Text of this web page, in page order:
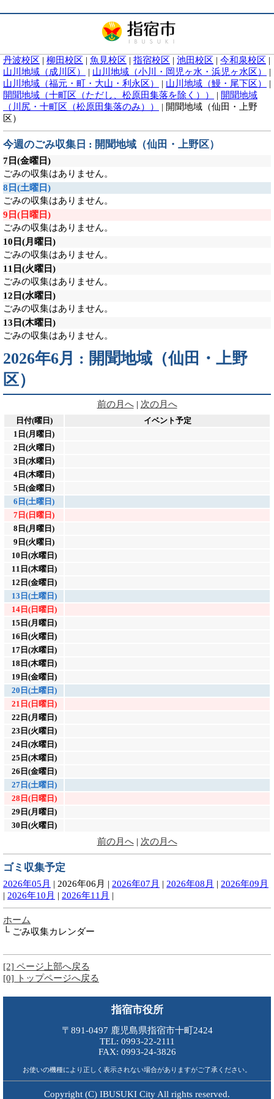
丹波校区 | 柳田校区 | 魚見校区 | 指宿校区 | 池田校区 | 今和泉校区 |
山川地域（成川区）
| 山川地域（小川・岡児ヶ水・浜児ヶ水区）
|
山川地域（福元・町・大山・利永区）
| 山川地域（鰻・尾下区）
|
開聞地域（十町区（ただし、松原田集落を除く））
| 開聞地域
（川尻・十町区（松原田集落のみ））
| 開聞地域（仙田・上野
区）
今週のごみ収集日 : 開聞地域（仙田・上野区）
7日(金曜日)
ごみの収集はありません。
8日(土曜日)
ごみの収集はありません。
9日(日曜日)
ごみの収集はありません。
10日(月曜日)
ごみの収集はありません。
11日(火曜日)
ごみの収集はありません。
12日(水曜日)
ごみの収集はありません。
13日(木曜日)
ごみの収集はありません。
2026年6月 : 開聞地域（仙田・上野
区）
前の月へ| 次の月へ
日付(曜日)
イベント予定
1日(月曜日)
2日(火曜日)
3日(水曜日)
4日(木曜日)
5日(金曜日)
6日(土曜日)
7日(日曜日)
8日(月曜日)
9日(火曜日)
10日(水曜日)
11日(木曜日)
12日(金曜日)
13日(土曜日)
14日(日曜日)
15日(月曜日)
16日(火曜日)
17日(水曜日)
18日(木曜日)
19日(金曜日)
20日(土曜日)
21日(日曜日)
22日(月曜日)
23日(火曜日)
24日(水曜日)
25日(木曜日)
26日(金曜日)
27日(土曜日)
28日(日曜日)
29日(月曜日)
30日(火曜日)
前の月へ| 次の月へ
ゴミ収集予定
2026年05月 | 2026年06月 | 2026年07月 | 2026年08月 | 2026年09月
| 2026年10月 | 2026年11月 |
ホーム
└ ごみ収集カレンダー
[2] ページ上部へ戻る
[0] トップページへ戻る
指宿市役所
〒891-0497 鹿児島県指宿市十町2424
TEL: 0993-22-2111
FAX: 0993-24-3826
お使いの機種により正しく表示されない場合がありますがご了承ください。
Copyright (C) IBUSUKI City All rights reserved.